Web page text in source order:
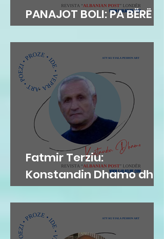
PANAJOT BOLI: PA BËRË
MEKAT...
Fatmir Terziu:
Konstandin Dhamo dhe
diksursi i variacionit